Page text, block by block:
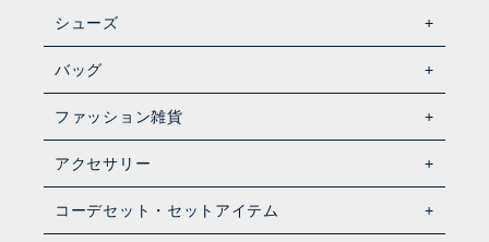
シューズ
バッグ
ファッション雑貨
アクセサリー
コーデセット・セットアイテム